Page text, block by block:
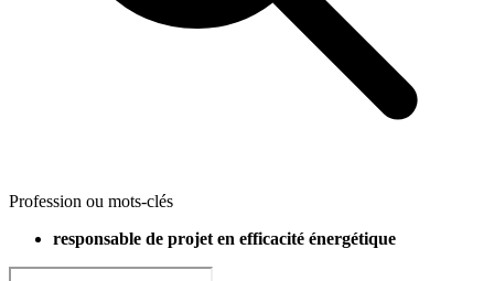
Profession ou mots-clés
responsable de projet en efficacité énergétique